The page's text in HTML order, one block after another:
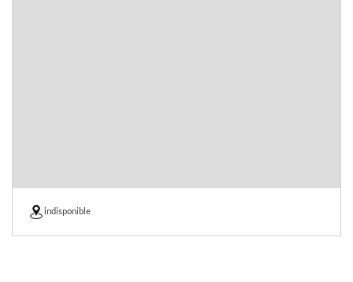
indisponible